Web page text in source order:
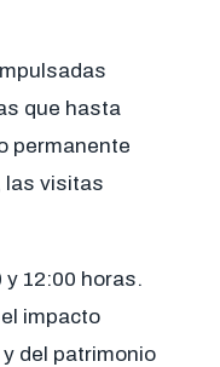
que hasta
permanente
las visitas
12:00 horas.
impacto
del patrimonio